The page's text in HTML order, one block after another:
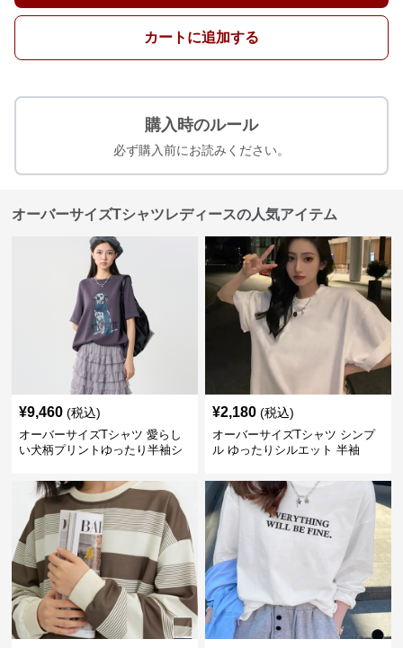
カートに追加する
購入時のルール
必ず購入前にお読みください。
オーバーサイズTシャツレディースの人気アイテム
¥9,460 (税込)
オーバーサイズTシャツ 愛らし
い犬柄プリントゆったり半袖シ
¥2,180 (税込)
オーバーサイズTシャツ シンプ
ル ゆったりシルエット 半袖